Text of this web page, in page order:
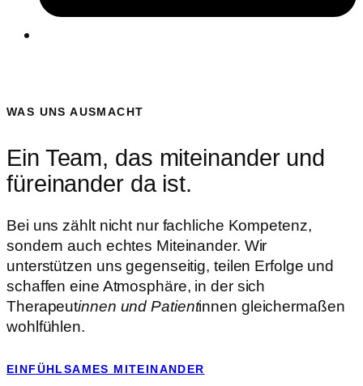
WAS UNS AUSMACHT
Ein Team, das miteinander und
füreinander da ist.
Bei uns zählt nicht nur fachliche Kompetenz,
sondern auch echtes Miteinander. Wir
unterstützen uns gegenseitig, teilen Erfolge und
schaffen eine Atmosphäre, in der sich
Therapeutinnen und Patientinnen gleichermaßen
wohlfühlen.
EINFÜHLSAMES MITEINANDER